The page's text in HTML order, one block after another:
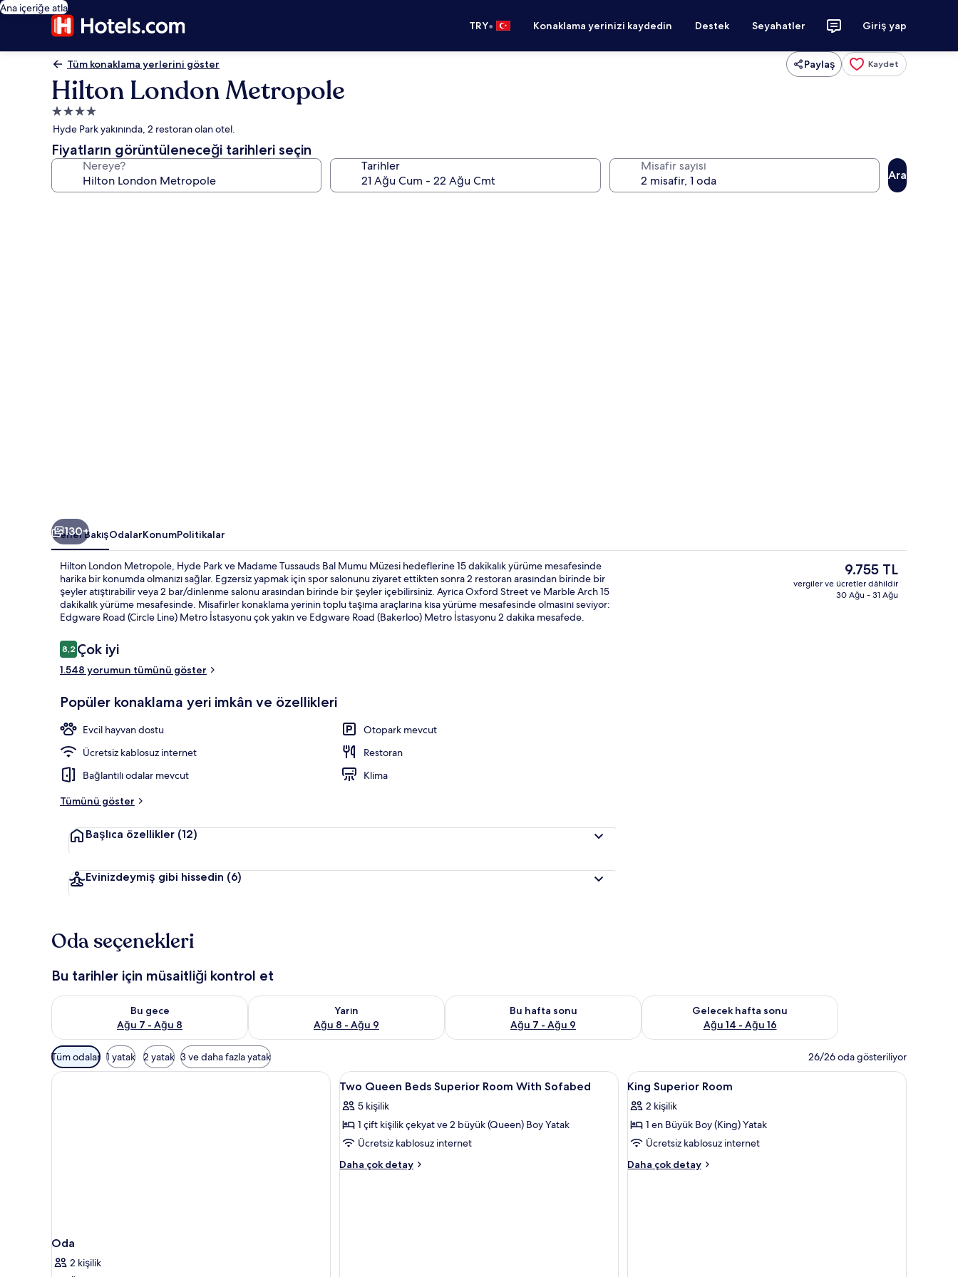
Ana içeriğe atla
TRY• Konaklama yerinizi kaydedin Destek Seyahatler Giriş yap
Tüm konaklama yerlerini göster Paylaş Kaydet
Hilton London Metropole
4.0
yıldızlı
konaklama
yeri
Hyde Park yakınında, 2 restoran olan otel.
Fiyatların görüntüleneceği tarihleri seçin
Nereye? Tarihler Misafir sayısı
Ara
2 bar/dinlenme salonu, kokteyl barı Toplantı salonu/imkânları
130+
Genel BakışOdalarKonumPolitikalar
Hilton London Metropole, Hyde Park ve Madame Tussauds Bal Mumu Müzesi hedeflerine 15 dakikalık yürüme mesafesinde
harika bir konumda olmanızı sağlar. Egzersiz yapmak için spor salonunu ziyaret ettikten sonra 2 restoran arasından birinde bir
şeyler atıştırabilir veya 2 bar/dinlenme salonu arasından birinde bir şeyler içebilirsiniz. Ayrıca Oxford Street ve Marble Arch 15
dakikalık yürüme mesafesinde. Misafirler konaklama yerinin toplu taşıma araçlarına kısa yürüme mesafesinde olmasını seviyor:
Edgware Road (Circle Line) Metro İstasyonu çok yakın ve Edgware Road (Bakerloo) Metro İstasyonu 2 dakika mesafede.
Yorumlar
8,28,2/10
Çok iyi
1.548 yorumun tümünü göster
Popüler konaklama yeri imkân ve özellikleri
Evcil hayvan dostu
Otopark mevcut
Ücretsiz kablosuz internet
Restoran
Bağlantılı odalar mevcut
Klima
Tümünü göster
Başlıca özellikler (12)
Evinizdeymiş gibi hissedin (6)
Şu
anki
fiyat
9.755 TL
vergiler ve ücretler dâhildir
30 Ağu - 31 Ağu
Oda seçenekleri
Bu tarihler için müsaitliği kontrol et
Bu gece
Ağu 7 - Ağu 8
Bu gece için müsaitliği kontrol et Ağu 7 - Ağu 8
Yarın
Ağu 8 - Ağu 9
Yarın için müsaitliği kontrol et Ağu 8 - Ağu 9
Bu hafta sonu
Ağu 7 - Ağu 9
Bu hafta sonu için müsaitliği kontrol et Ağu 7 - Ağu 9
Gelecek hafta sonu
Ağu 14 - Ağu 16
Önümüzdeki hafta sonu için müsaitliği kontrol et Ağu 14 -
Odalar
için
mevcut
Tüm odalar 1 yatak 2 yatak 3 ve daha fazla yatak 26/26 oda gösteriliyor
Oda
2 kişilik
Two
Queen
Beds
Superior
Room
With
Anti alerjik yatak takımı, odada kasa, masa
8
Two Queen Beds Superior Room With Sofabed
5 kişilik
1 çift kişilik çekyat ve 2 büyük (Queen) Boy Yatak
Ücretsiz kablosuz internet
Daha çok detay
Two
King
Superior
Room
için
tüm
fotoğrafları
Anti alerjik yatak takımı, odada kasa, masa
23
King Superior Room
2 kişilik
1 en Büyük Boy (King) Yatak
Ücretsiz kablosuz internet
Daha çok detay
King